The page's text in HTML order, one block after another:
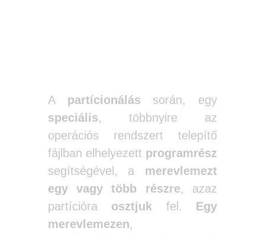
A partícionálás során, egy
speciális, többnyire az
operációs rendszert telepítő
fájlban elhelyezett programrész
segítségével, a merevlemezt
egy vagy több részre, azaz
partícióra osztjuk fel. Egy
merevlemezen,